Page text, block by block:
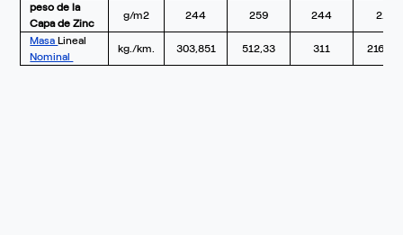
peso de la
Capa de Zinc
g/m2 244 259 244
214
MasaLineal
Nominal
kg./km. 303,851 512,33 311 216,44